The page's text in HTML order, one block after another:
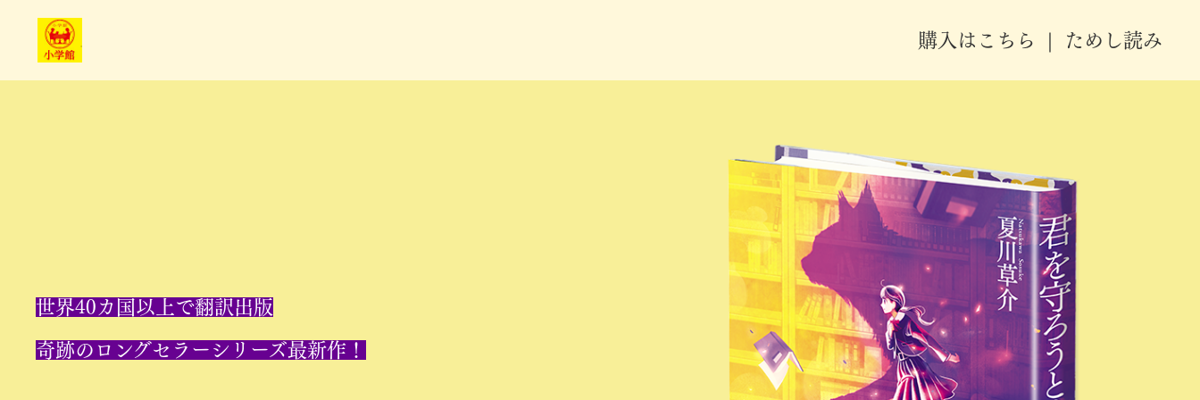
購入はこちら ためし読み
世界40カ国以上で翻訳出版
奇跡のロングセラーシリーズ最新作！